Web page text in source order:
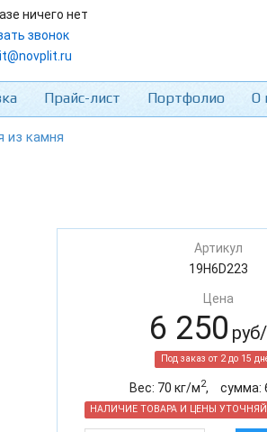
ничего нет
звонок
Прайс-лист Портфолио О
из камня
Артикул
19H6D223
Цена
6 250
Под заказ от 2 до 15
Вес: 70 кг/м2, cумма:
НАЛИЧИЕ ТОВАРА И ЦЕНЫ